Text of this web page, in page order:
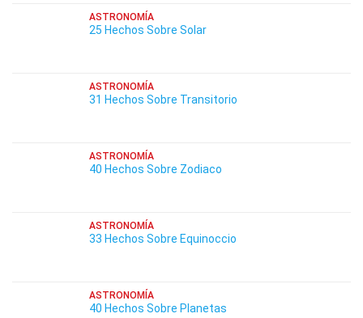
ASTRONOMÍA
25 Hechos Sobre Solar
ASTRONOMÍA
31 Hechos Sobre Transitorio
ASTRONOMÍA
40 Hechos Sobre Zodiaco
ASTRONOMÍA
33 Hechos Sobre Equinoccio
ASTRONOMÍA
40 Hechos Sobre Planetas